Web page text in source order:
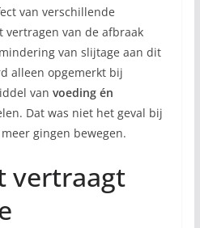
van verschillende
vertragen van de afbraak
van slijtage aan dit
alleen opgemerkt bij
van voeding én
Dat was niet het geval bij
gingen bewegen.
vertraagt